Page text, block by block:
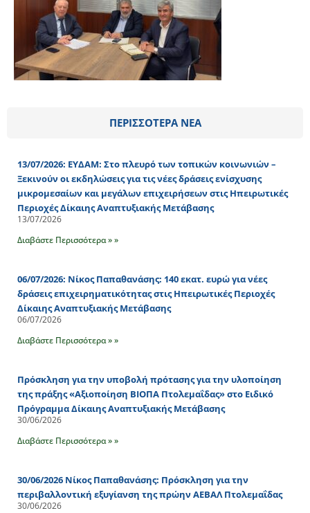
ΠΕΡΙΣΣΟΤΕΡΑ ΝΕΑ
13/07/2026: ΕΥΔΑΜ: Στο πλευρό των τοπικών κοινωνιών –
Ξεκινούν οι εκδηλώσεις για τις νέες δράσεις ενίσχυσης
μικρομεσαίων και μεγάλων επιχειρήσεων στις Ηπειρωτικές
Περιοχές Δίκαιης Αναπτυξιακής Μετάβασης
13/07/2026
Διαβάστε Περισσότερα » »
06/07/2026: Νίκος Παπαθανάσης: 140 εκατ. ευρώ για νέες
δράσεις επιχειρηματικότητας στις Ηπειρωτικές Περιοχές
Δίκαιης Αναπτυξιακής Μετάβασης
06/07/2026
Διαβάστε Περισσότερα » »
Πρόσκληση για την υποβολή πρότασης για την υλοποίηση
της πράξης «Αξιοποίηση ΒΙΟΠΑ Πτολεμαΐδας» στο Ειδικό
Πρόγραμμα Δίκαιης Αναπτυξιακής Μετάβασης
30/06/2026
Διαβάστε Περισσότερα » »
30/06/2026 Νίκος Παπαθανάσης: Πρόσκληση για την
περιβαλλοντική εξυγίανση της πρώην ΑΕΒΑΛ Πτολεμαΐδας
30/06/2026